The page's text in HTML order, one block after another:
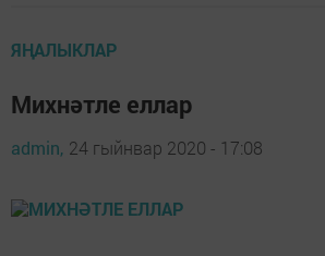
ЯҢАЛЫКЛАР
Михнәтле еллар
admin, 24 гыйнвар 2020 - 17:08